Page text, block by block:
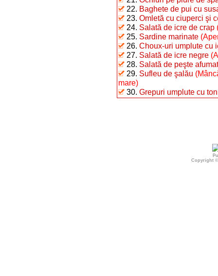
22. Baghete de pui cu
23. Omletă cu ciuperci şi
24. Salată de icre de crap
25. Sardine marinate
26. Choux-uri umplute cu
27. Salată de icre negre
28. Salată de peşte
29. Sufleu de şalău
mare)
30. Grepuri umplute cu ton
Copyright